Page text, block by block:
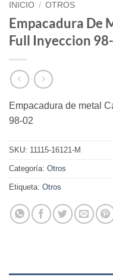
INICIO / OTROS
Empacadura De
Full Inyeccion
Empacadura de metal
98-02
SKU: 11115-16121-M
Categoría: Otros
Etiqueta: Otros